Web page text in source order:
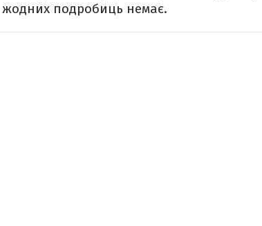
жодних подробиць немає.